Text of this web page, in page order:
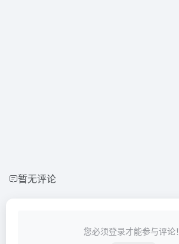
暂无评论
您必须登录才能参与评论！